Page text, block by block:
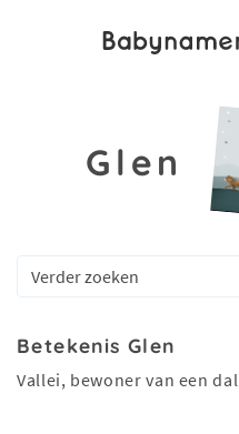
Glen
Betekenis Glen
Vallei, bewoner van een dal